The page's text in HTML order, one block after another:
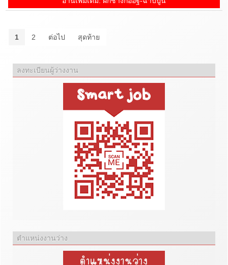
1 2 ต่อไป สุดท้าย
ลงทะเบียนผู้ว่างงาน
ตำแหน่งงานว่าง